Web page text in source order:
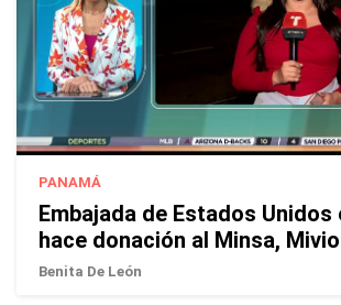
PANAMÁ
Embajada de Estados Unidos
hace donación al Minsa,
Benita De León